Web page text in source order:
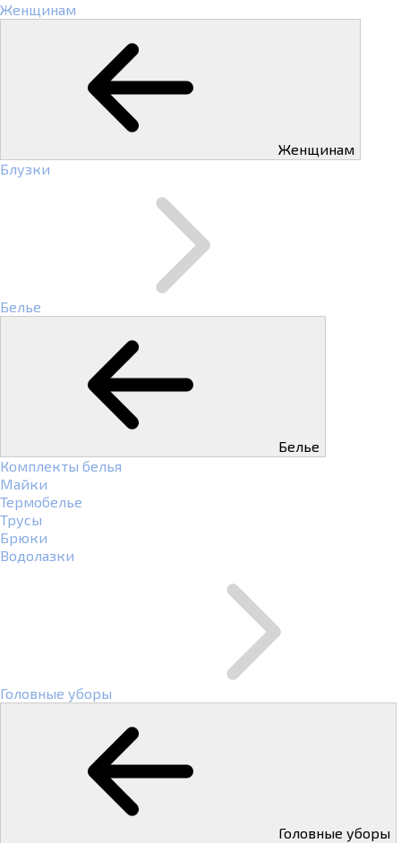
Женщинам
Женщинам
Блузки
Белье
Белье
Комплекты белья
Майки
Термобелье
Трусы
Брюки
Водолазки
Головные уборы
Головные уборы